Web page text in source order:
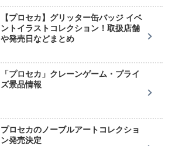
【プロセカ】グリッター缶バッジ イベ
ントイラストコレクション！取扱店舗
や発売日などまとめ
「プロセカ」クレーンゲーム・プライ
ズ景品情報
プロセカのノーブルアートコレクショ
ン発売決定